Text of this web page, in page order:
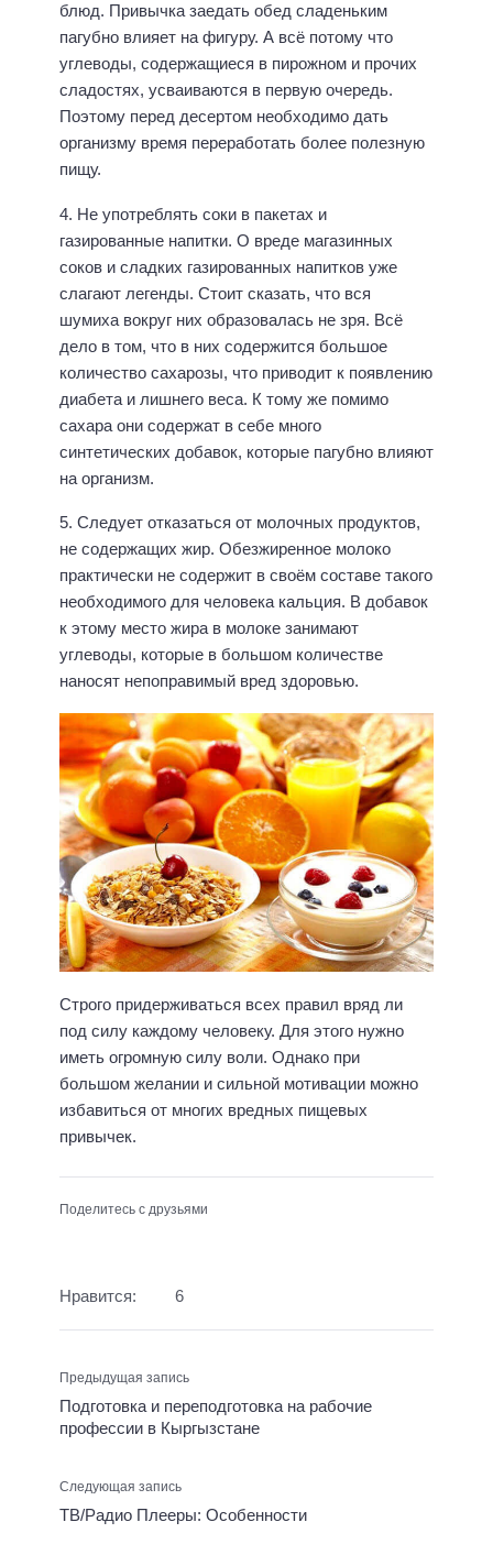
блюд. Привычка заедать обед сладеньким
пагубно влияет на фигуру. А всё потому что
углеводы, содержащиеся в пирожном и прочих
сладостях, усваиваются в первую очередь.
Поэтому перед десертом необходимо дать
организму время переработать более полезную
пищу.
4. Не употреблять соки в пакетах и
газированные напитки. О вреде магазинных
соков и сладких газированных напитков уже
слагают легенды. Стоит сказать, что вся
шумиха вокруг них образовалась не зря. Всё
дело в том, что в них содержится большое
количество сахарозы, что приводит к появлению
диабета и лишнего веса. К тому же помимо
сахара они содержат в себе много
синтетических добавок, которые пагубно влияют
на организм.
5. Следует отказаться от молочных продуктов,
не содержащих жир. Обезжиренное молоко
практически не содержит в своём составе такого
необходимого для человека кальция. В добавок
к этому место жира в молоке занимают
углеводы, которые в большом количестве
наносят непоправимый вред здоровью.
Строго придерживаться всех правил вряд ли
под силу каждому человеку. Для этого нужно
иметь огромную силу воли. Однако при
большом желании и сильной мотивации можно
избавиться от многих вредных пищевых
привычек.
Поделитесь с друзьями
Нравится: 6
Предыдущая запись
Подготовка и переподготовка на рабочие
профессии в Кыргызстане
Следующая запись
ТВ/Радио Плееры: Особенности